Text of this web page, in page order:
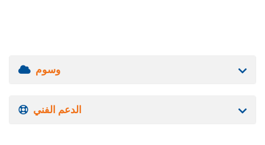
وسوم
الدعم الفني